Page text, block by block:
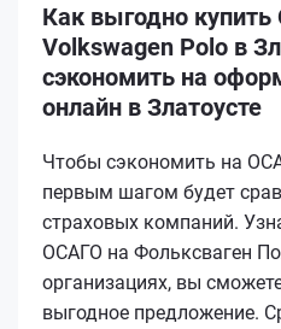
Как выгодно
Volkswagen Polo в
сэкономить на
онлайн в Златоусте
Чтобы сэкономить на
первым шагом будет
страховых компаний.
ОСАГО на Фольксваген
организациях, вы
выгодное предложение.